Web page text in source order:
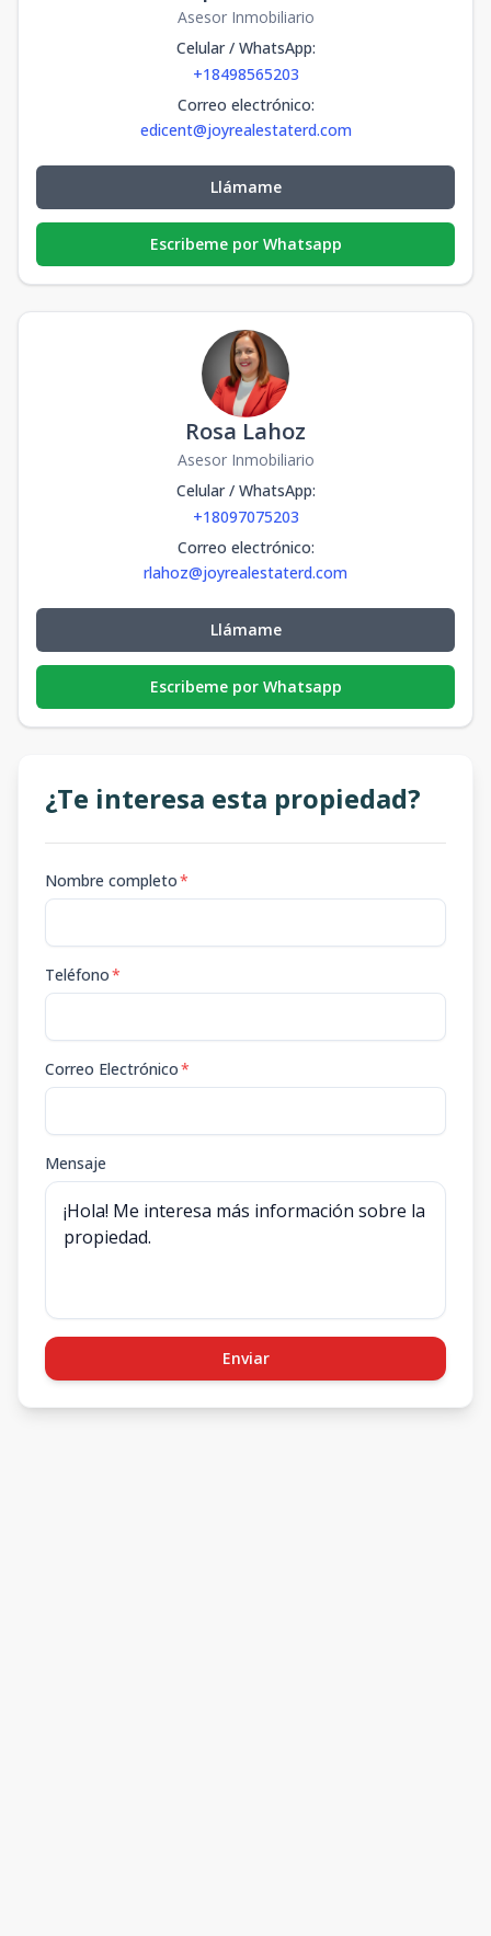
Asesor Inmobiliario
Celular / WhatsApp:
+18498565203
Correo electrónico:
edicent@joyrealestaterd.com
Llámame
Escribeme por Whatsapp
Rosa Lahoz
Asesor Inmobiliario
Celular / WhatsApp:
+18097075203
Correo electrónico:
rlahoz@joyrealestaterd.com
Llámame
Escribeme por Whatsapp
¿Te interesa esta propiedad?
Nombre completo*
Teléfono*
Correo Electrónico*
Mensaje
Enviar